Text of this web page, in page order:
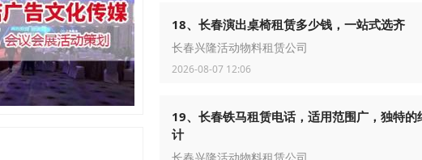
18、长春演出桌椅租赁多少钱，一站式选齐
长春兴隆活动物料租赁公司
2026-08-07 12:06
19、长春铁马租赁电话，适用范围广，独特的
计